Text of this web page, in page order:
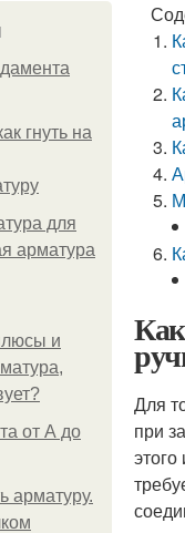
гнуть на
для
арматура
и
от А до
арматуру.
Для
при